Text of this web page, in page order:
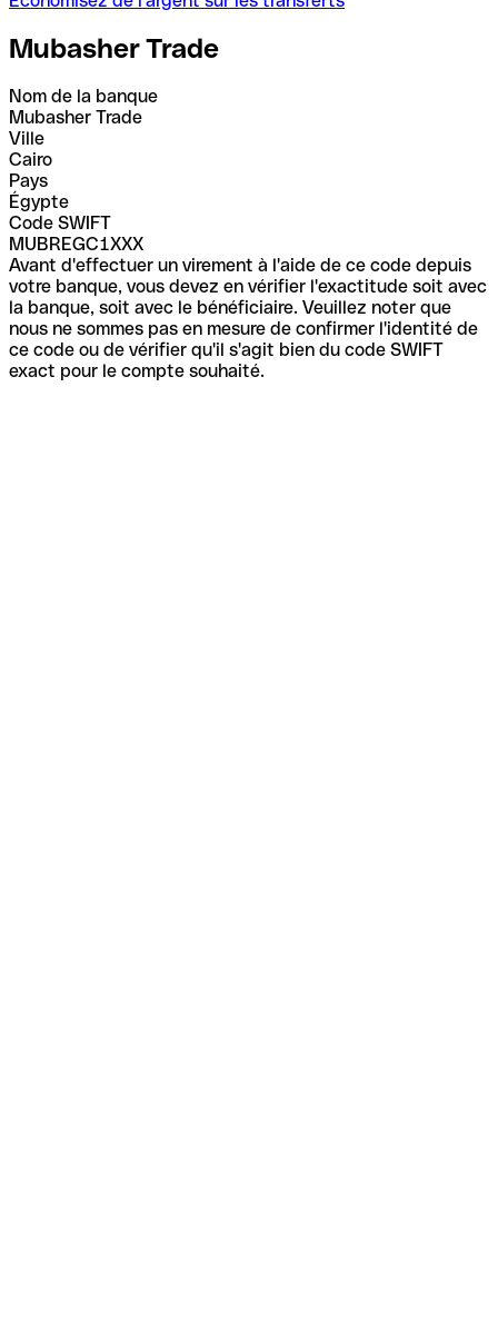
Mubasher Trade
Nom de la banque
Mubasher Trade
Ville
Cairo
Pays
Égypte
Code SWIFT
MUBREGC1XXX
Avant d'effectuer un virement à l'aide de ce code depuis
votre banque, vous devez en vérifier l'exactitude soit avec
la banque, soit avec le bénéficiaire. Veuillez noter que
nous ne sommes pas en mesure de confirmer l'identité de
ce code ou de vérifier qu'il s'agit bien du code SWIFT
exact pour le compte souhaité.